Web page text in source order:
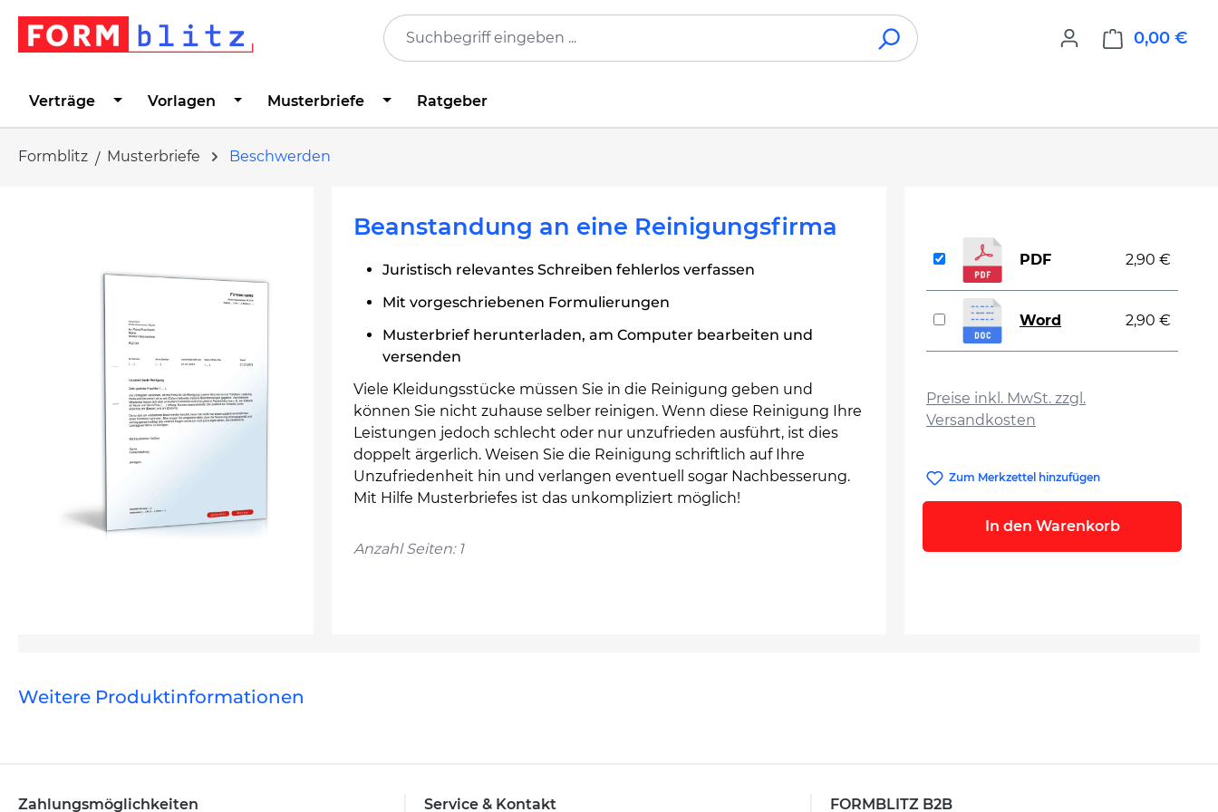
Zur Hauptnavigation springen
0,00 €
Verträge Vorlagen Musterbriefe Ratgeber
Formblitz Musterbriefe Beschwerden
Beanstandung an eine Reinigungsfirma
Juristisch relevantes Schreiben fehlerlos verfassen
Mit vorgeschriebenen Formulierungen
Musterbrief herunterladen, am Computer bearbeiten und
versenden
Viele Kleidungsstücke müssen Sie in die Reinigung geben und
können Sie nicht zuhause selber reinigen. Wenn diese Reinigung Ihre
Leistungen jedoch schlecht oder nur unzufrieden ausführt, ist dies
doppelt ärgerlich. Weisen Sie die Reinigung schriftlich auf Ihre
Unzufriedenheit hin und verlangen eventuell sogar Nachbesserung.
Mit Hilfe Musterbriefes ist das unkompliziert möglich!
Anzahl Seiten: 1
Preise inkl. MwSt. zzgl.
Versandkosten
PDF 2,90 €
Word 2,90 €
Zum Merkzettel hinzufügen
In den Warenkorb
Weitere Produktinformationen
Zahlungsmöglichkeiten Service & Kontakt FORMBLITZ B2B